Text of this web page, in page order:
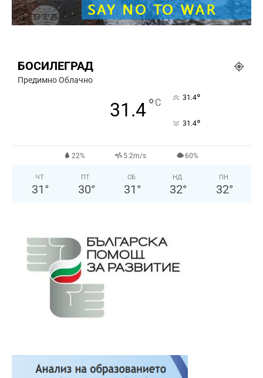
БОСИЛЕГРАД
Предимно Облачно
31.4°C 31.4°
31.4°
22% 5.2m/s 60%
ЧТ
31 °
ПТ
30°
СБ
31 °
НД
32°
ПН
32°